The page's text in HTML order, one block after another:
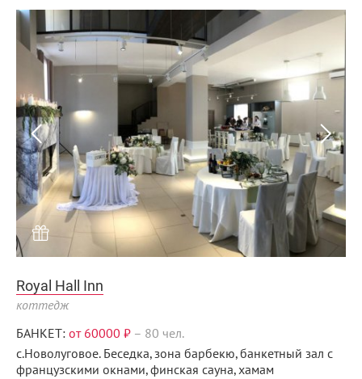
Royal Hall Inn
коттедж
БАНКЕТ: от 60000 ₽ – 80 чел.
с.Новолуговое. Беседка, зона барбекю, банкетный зал с
французскими окнами, финская сауна, хамам